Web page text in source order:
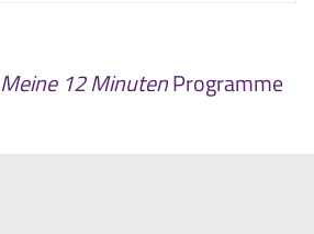
Meine 12 MinutenProgramme